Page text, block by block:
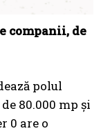
companii, de
polul
80.000 mp și
0 are o